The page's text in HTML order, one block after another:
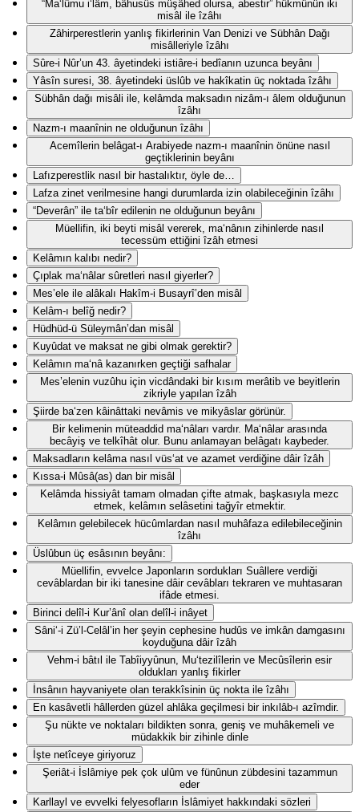
“Ma‘lûmu i‘lâm, bâhusûs müşâhed olursa, abestir” hükmünün iki
misâl ile îzâhı
Zâhirperestlerin yanlış fikirlerinin Van Denizi ve Sübhân Dağı
misâlleriyle îzâhı
Sûre-i Nûr’un 43. âyetindeki istiâre-i bedîanın uzunca beyânı
Yâsîn suresi, 38. âyetindeki üslûb ve hakîkatin üç noktada îzâhı
Sübhân dağı misâli ile, kelâmda maksadın nizâm-ı âlem olduğunun
îzâhı
Nazm-ı maanînin ne olduğunun îzâhı
Acemîlerin belâgat-ı Arabiyede nazm-ı maanînin önüne nasıl
geçtiklerinin beyânı
Lafızperestlik nasıl bir hastalıktır, öyle de…
Lafza zinet verilmesine hangi durumlarda izin olabileceğinin îzâhı
“Deverân” ile ta‘bîr edilenin ne olduğunun beyânı
Müellifin, iki beyti misâl vererek, ma‘nânın zihinlerde nasıl
tecessüm ettiğini îzâh etmesi
Kelâmın kalıbı nedir?
Çıplak ma‘nâlar sûretleri nasıl giyerler?
Mes’ele ile alâkalı Hakîm-i Busayrî’den misâl
Kelâm-ı belîğ nedir?
Hüdhüd-ü Süleymân’dan misâl
Kuyûdat ve maksat ne gibi olmak gerektir?
Kelâmın ma‘nâ kazanırken geçtiği safhalar
Mes’elenin vuzûhu için vicdândaki bir kısım merâtib ve beyitlerin
zikriyle yapılan îzâh
Şiirde ba‘zen kâinâttaki nevâmis ve mikyâslar görünür.
Bir kelimenin müteaddid ma‘nâları vardır. Ma‘nâlar arasında
becâyiş ve telkîhât olur. Bunu anlamayan belâgatı kaybeder.
Maksadların kelâma nasıl vüs‘at ve azamet verdiğine dâir îzâh
Kıssa-i Mûsâ(as) dan bir misâl
Kelâmda hissiyât tamam olmadan çifte atmak, başkasıyla mezc
etmek, kelâmın selâsetini tağyîr etmektir.
Kelâmın gelebilecek hücûmlardan nasıl muhâfaza edilebileceğinin
îzâhı
Üslûbun üç esâsının beyânı:
Müellifin, evvelce Japonların sordukları Suâllere verdiği
cevâblardan bir iki tanesine dâir cevâbları tekraren ve muhtasaran
ifâde etmesi.
Birinci delîl-i Kur’ânî olan delîl-i inâyet
Sâni‘-i Zü’l-Celâl’in her şeyin cephesine hudûs ve imkân damgasını
koyduğuna dâir îzâh
Vehm-i bâtıl ile Tabîiyyûnun, Mu‘tezilîlerin ve Mecûsîlerin esir
oldukları yanlış fikirler
İnsânın hayvaniyete olan terakkîsinin üç nokta ile îzâhı
En kasâvetli hâllerden güzel ahlâka geçilmesi bir inkılâb-ı azîmdir.
Şu nükte ve noktaları bildikten sonra, geniş ve muhâkemeli ve
müdakkik bir zihinle dinle
İşte netîceye giriyoruz
Şeriât-i İslâmiye pek çok ulûm ve fünûnun zübdesini tazammun
eder
Karllayl ve evvelki felyesofların İslâmiyet hakkındaki sözleri